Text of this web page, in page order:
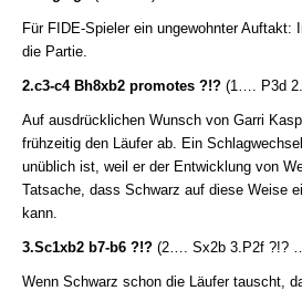
Für FIDE-Spieler ein ungewohnter Auftakt:
die Partie.
2.c3-c4 Bh8xb2 promotes ?!? (1…. P3d
Auf ausdrücklichen Wunsch von Garri
frühzeitig den Läufer ab. Ein
unüblich ist, weil er der Entwicklung von
Tatsache, dass Schwarz auf diese Weise
kann.
3.Sc1xb2 b7-b6 ?!? (2…. Sx2b 3.P2f ?!?
Wenn Schwarz schon die Läufer tauscht,